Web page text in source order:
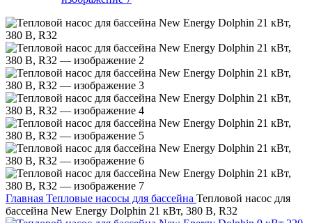
Главная Тепловые насосы для бассейна Тепловой насос для
бассейна New Energy Dolphin 21 кВт, 380 В, R32